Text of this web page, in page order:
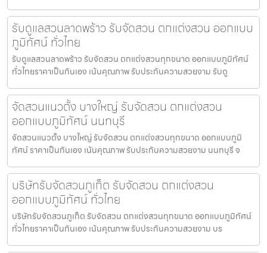
รับดูแลสวนลาดพร้าว รับจัดสวน ตกแต่งสวน ออกแบบ
ภูมิทัศน์ ทั่วไทย
รับดูแลสวนลาดพร้าว รับจัดสวน ตกแต่งสวนทุกขนาด ออกแบบภูมิทัศน์
ทั่วไทยราคาเป็นกันเอง เน้นคุณภาพ รับประกันความสวยงาม รับดู
จัดสวนแนวตั้ง บางใหญ่ รับจัดสวน ตกแต่งสวน
ออกแบบภูมิทัศน์ นนทบุรี
จัดสวนแนวตั้ง บางใหญ่ รับจัดสวน ตกแต่งสวนทุกขนาด ออกแบบภูมิ
ทัศน์ ราคาเป็นกันเอง เน้นคุณภาพ รับประกันความสวยงาม นนทบุรี จ
บริษัทรับจัดสวนภูเก็ต รับจัดสวน ตกแต่งสวน
ออกแบบภูมิทัศน์ ทั่วไทย
บริษัทรับจัดสวนภูเก็ต รับจัดสวน ตกแต่งสวนทุกขนาด ออกแบบภูมิทัศน์
ทั่วไทยราคาเป็นกันเอง เน้นคุณภาพ รับประกันความสวยงาม บร